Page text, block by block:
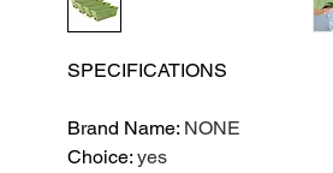
SPECIFICATIONS
Brand Name: NONE
Choice: yes